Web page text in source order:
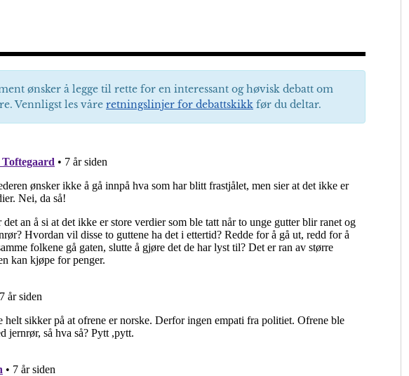
ønsker å legge til rette for en interessant og høvisk debatt om
Vennligst les våre retningslinjer for debattskikk før du deltar.